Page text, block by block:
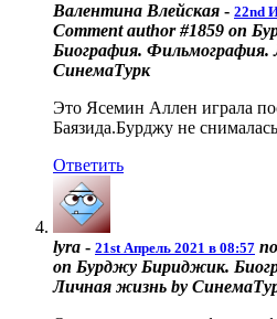
Валентина Влейская - 22nd
Comment author #1859 on
Биография. Фильмография.
СинемаТурк
Это Ясемин Аллен играла
Баязида.Бурджу не
Ответить
lyra - 21st Апрель 2021 в 08:57
on Бурджу Бириджик.
Личная жизнь by